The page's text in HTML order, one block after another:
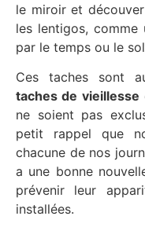
le miroir et
les lentigos, comme
par le temps ou le
Ces taches sont
taches de vieillesse
ne soient pas
petit rappel que
chacune de nos
a une bonne
prévenir leur
installées.